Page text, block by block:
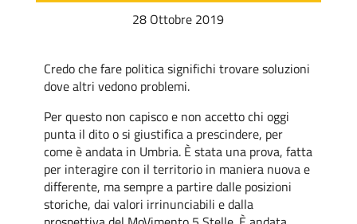
28 Ottobre 2019
Credo che fare politica significhi trovare soluzioni
dove altri vedono problemi.
Per questo non capisco e non accetto chi oggi
punta il dito o si giustifica a prescindere, per
come è andata in Umbria. È stata una prova, fatta
per interagire con il territorio in maniera nuova e
differente, ma sempre a partire dalle posizioni
storiche, dai valori irrinunciabili e dalla